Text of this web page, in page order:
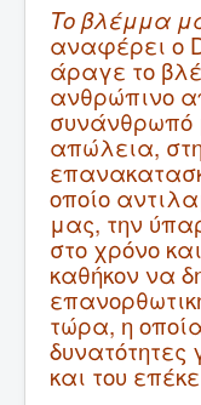
Το βλέμμα
αναφέρει ο
άραγε το
ανθρώπινο
συνάνθρωπό
απώλεια,
οποίο
μας, την
στο χρόνο
καθήκον να
τώρα, η
δυνατότητες
και του